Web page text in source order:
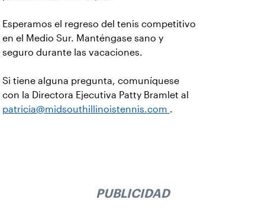
Esperamos el regreso del tenis competitivo
en el Medio Sur. Manténgase sano y
seguro durante las vacaciones.
Si tiene alguna pregunta, comuníquese
con la Directora Ejecutiva Patty Bramlet al
patricia@midsouthillinoistennis.com .
PUBLICIDAD